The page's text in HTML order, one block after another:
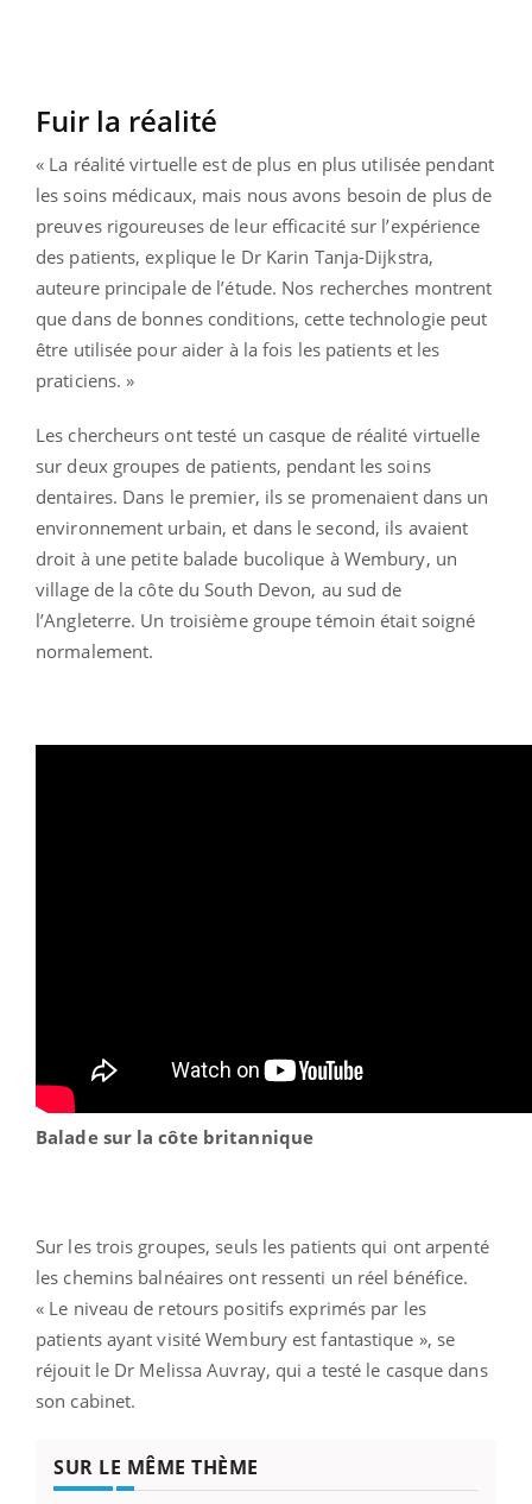
Fuir la réalité
« La réalité virtuelle est de plus en plus utilisée pendant
les soins médicaux, mais nous avons besoin de plus de
preuves rigoureuses de leur efficacité sur l’expérience
des patients, explique le Dr Karin Tanja-Dijkstra,
auteure principale de l’étude. Nos recherches montrent
que dans de bonnes conditions, cette technologie peut
être utilisée pour aider à la fois les patients et les
praticiens. »
Les chercheurs ont testé un casque de réalité virtuelle
sur deux groupes de patients, pendant les soins
dentaires. Dans le premier, ils se promenaient dans un
environnement urbain, et dans le second, ils avaient
droit à une petite balade bucolique à Wembury, un
village de la côte du South Devon, au sud de
l’Angleterre. Un troisième groupe témoin était soigné
normalement.
Balade sur la côte britannique
Sur les trois groupes, seuls les patients qui ont arpenté
les chemins balnéaires ont ressenti un réel bénéfice.
« Le niveau de retours positifs exprimés par les
patients ayant visité Wembury est fantastique », se
réjouit le Dr Melissa Auvray, qui a testé le casque dans
son cabinet.
SUR LE MÊME THÈME